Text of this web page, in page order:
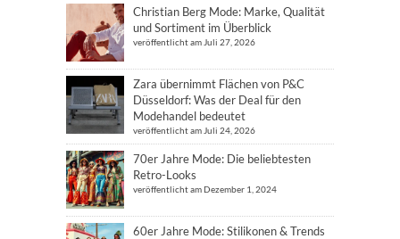
Christian Berg Mode: Marke, Qualität
und Sortiment im Überblick
veröffentlicht am Juli 27, 2026
Zara übernimmt Flächen von P&C
Düsseldorf: Was der Deal für den
Modehandel bedeutet
veröffentlicht am Juli 24, 2026
70er Jahre Mode: Die beliebtesten
Retro-Looks
veröffentlicht am Dezember 1, 2024
60er Jahre Mode: Stilikonen & Trends